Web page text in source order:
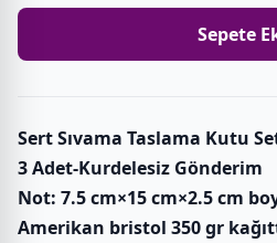
Sepete
Sert Sıvama Taslama Kutu
3 Adet-Kurdelesiz Gönderim
Not: 7.5 cm×15 cm×2.5 cm
Amerikan bristol 350 gr